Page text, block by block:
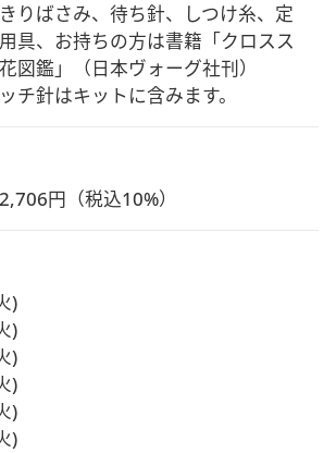
りばさみ、待ち針、しつけ糸、定
具、お持ちの方は書籍「クロスス
図鑑」（日本ヴォーグ社刊）
チ針はキットに含みます。
円（税込10%）
)
)
)
)
)
)